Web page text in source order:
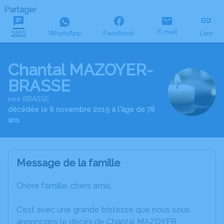
Partager
SMS WhatsApp Facebook E-mail Lien
Chantal MAZOYER-
BRASSE
née BRASSE
décédée le 8 novembre 2019 à l'âge de 78
ans
Message de la famille
Chère famille, chers amis,
C’est avec une grande tristesse que nous vous
annonçons le décès de Chantal MAZOYER